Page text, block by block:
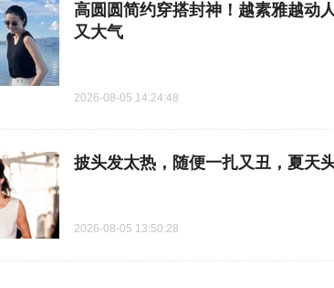
高圆圆简约穿搭封神！越素雅越动
又大气
2026-08-05 14:24:48
披头发太热，随便一扎又丑，夏天
2026-08-05 13:50:28
2020春夏巴黎时装周